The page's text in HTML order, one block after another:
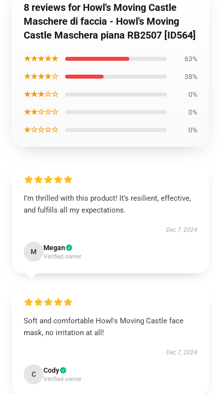
8 reviews for Howl's Moving Castle
Maschere di faccia - Howl's Moving
Castle Maschera piana RB2507 [ID564]
★★★★★ 63%
★★★★☆ 38%
★★★☆☆ 0%
★★☆☆☆ 0%
★☆☆☆☆ 0%
I’m thrilled with this product! It’s resilient, effective,
and fulfills all my expectations.
Dec 7, 2024
M Megan
Verified owner
Soft and comfortable Howl's Moving Castle face
mask, no irritation at all!
Dec 7, 2024
C Cody
Verified owner